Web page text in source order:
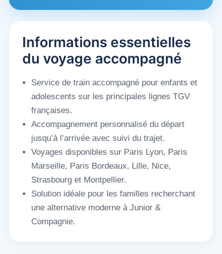
Informations essentielles
du voyage accompagné
Service de train accompagné pour enfants et
adolescents sur les principales lignes TGV
françaises.
Accompagnement personnalisé du départ
jusqu’à l’arrivée avec suivi du trajet.
Voyages disponibles sur Paris Lyon, Paris
Marseille, Paris Bordeaux, Lille, Nice,
Strasbourg et Montpellier.
Solution idéale pour les familles recherchant
une alternative moderne à Junior &
Compagnie.